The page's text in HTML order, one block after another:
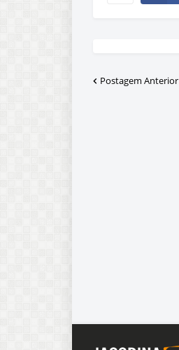
Postagem Anterior